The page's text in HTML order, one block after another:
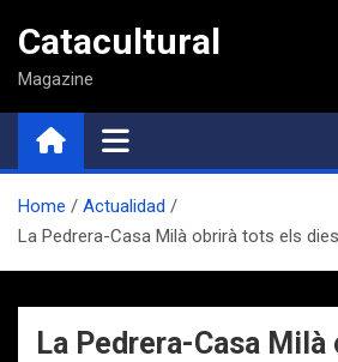
contenido
Catacultural
Magazine
Home
Actualidad
La Pedrera-Casa Milà obrirà tots els
La Pedrera-Casa